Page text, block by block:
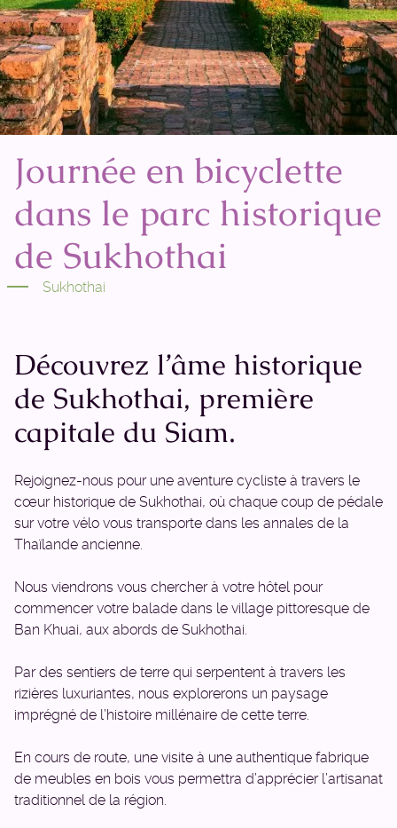
Journée en bicyclette
dans le parc historique
de Sukhothai
Sukhothai
Découvrez l’âme historique
de Sukhothai, première
capitale du Siam.
Rejoignez-nous pour une aventure cycliste à travers le
cœur historique de Sukhothai, où chaque coup de pédale
sur votre vélo vous transporte dans les annales de la
Thaïlande ancienne.
Nous viendrons vous chercher à votre hôtel pour
commencer votre balade dans le village pittoresque de
Ban Khuai, aux abords de Sukhothai.
Par des sentiers de terre qui serpentent à travers les
rizières luxuriantes, nous explorerons un paysage
imprégné de l’histoire millénaire de cette terre.
En cours de route, une visite à une authentique fabrique
de meubles en bois vous permettra d’apprécier l’artisanat
traditionnel de la région.